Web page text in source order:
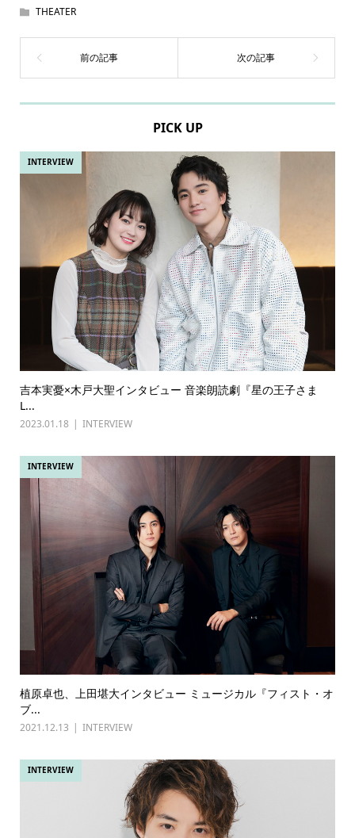
THEATER
PICK UP
INTERVIEW
吉本実憂×木戸大聖インタビュー 音楽朗読劇『星の王子さま
L...
2023.01.18 INTERVIEW
INTERVIEW
植原卓也、上田堪大インタビュー ミュージカル『フィスト・オ
ブ...
2021.12.13 INTERVIEW
INTERVIEW